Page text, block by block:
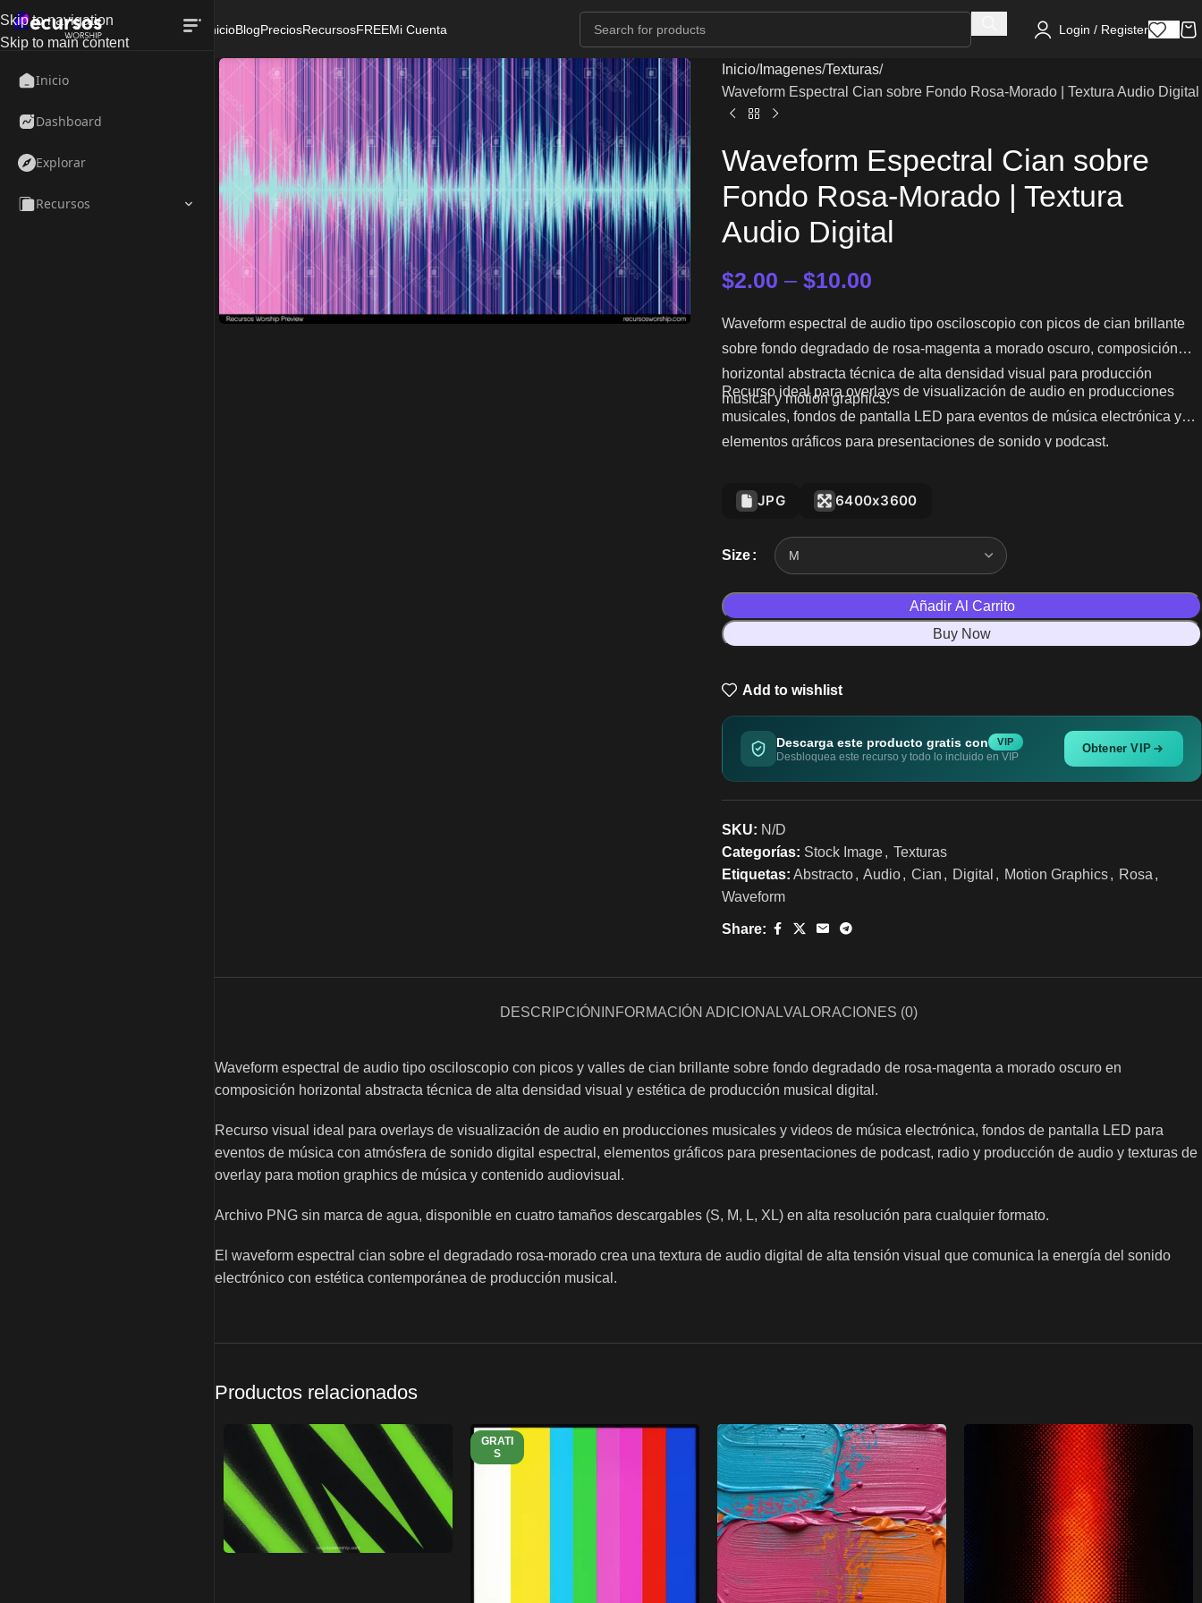
Inicio
Dashboard
Explorar
Recursos
Skip to navigation
Skip to main content
InicioBlogPreciosRecursosFREEMi Cuenta Login / Register
Inicio Imagenes Texturas
Waveform Espectral Cian sobre Fondo Rosa-Morado | Textura Audio Digital
Waveform Espectral Cian sobre
Fondo Rosa-Morado | Textura
Audio Digital
$2.00 – $10.00
Waveform espectral de audio tipo osciloscopio con picos de cian brillante
sobre fondo degradado de rosa-magenta a morado oscuro, composición
horizontal abstracta técnica de alta densidad visual para producción
musical y motion graphics.
Recurso ideal para overlays de visualización de audio en producciones
musicales, fondos de pantalla LED para eventos de música electrónica y
elementos gráficos para presentaciones de sonido y podcast.
JPG 6400x3600
Size
Añadir Al Carrito
Buy Now
Add to wishlist
Descarga este producto gratis con VIP
Desbloquea este recurso y todo lo incluido en VIP
Obtener VIP
SKU: N/D
Categorías: Stock Image, Texturas
Etiquetas: Abstracto, Audio, Cian , Digital , Motion Graphics, Rosa ,
Waveform
Share:
DESCRIPCIÓN INFORMACIÓN ADICIONALVALORACIONES (0)
Waveform espectral de audio tipo osciloscopio con picos y valles de cian brillante sobre fondo degradado de rosa-magenta a morado oscuro en
composición horizontal abstracta técnica de alta densidad visual y estética de producción musical digital.
Recurso visual ideal para overlays de visualización de audio en producciones musicales y videos de música electrónica, fondos de pantalla LED para
eventos de música con atmósfera de sonido digital espectral, elementos gráficos para presentaciones de podcast, radio y producción de audio y texturas de
overlay para motion graphics de música y contenido audiovisual.
Archivo PNG sin marca de agua, disponible en cuatro tamaños descargables (S, M, L, XL) en alta resolución para cualquier formato.
El waveform espectral cian sobre el degradado rosa-morado crea una textura de audio digital de alta tensión visual que comunica la energía del sonido
electrónico con estética contemporánea de producción musical.
Productos relacionados
GRATI
S